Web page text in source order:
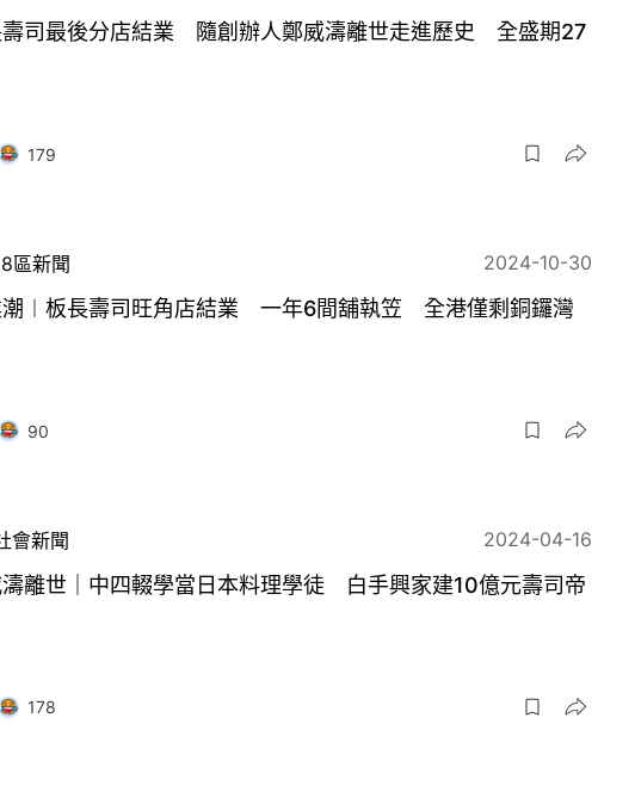
司最後分店結業 隨創辦人鄭威濤離世走進歷史 全盛期27
179
區新聞 2024-10-30
︱板長壽司旺角店結業 一年6間舖執笠 全港僅剩銅鑼灣
90
會新聞 2024-04-16
離世｜中四輟學當日本料理學徒 白手興家建10億元壽司帝
178